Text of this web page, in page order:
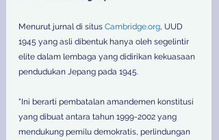
Menurut jurnal di situs Cambridge.org, UUD
1945 yang asli dibentuk hanya oleh segelintir
elite dalam lembaga yang didirikan kekuasaan
pendudukan Jepang pada 1945.
"Ini berarti pembatalan amandemen konstitusi
yang dibuat antara tahun 1999-2002 yang
mendukung pemilu demokratis, perlindungan